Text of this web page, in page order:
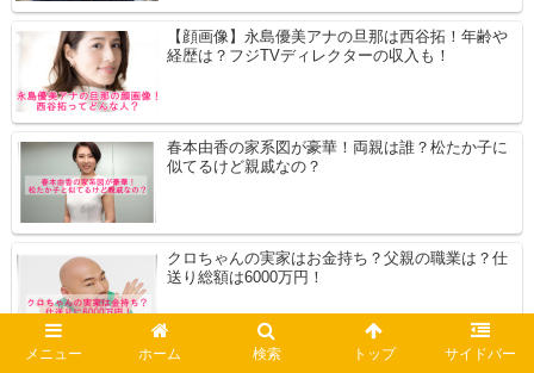
【顔画像】永島優美アナの旦那は西谷拓！年齢や
経歴は？フジTVディレクターの収入も！
春本由香の家系図が豪華！両親は誰？松たか子に
似てるけど親戚なの？
クロちゃんの実家はお金持ち？父親の職業は？仕
送り総額は6000万円！
メニュー ホーム 検索 トップ サイドバー